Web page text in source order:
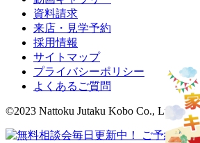
資料請求
来店・見学予約
採用情報
サイトマップ
プライバシーポリシー
よくあるご質問
©2023 Nattoku Jutaku Kobo Co., Ltd.